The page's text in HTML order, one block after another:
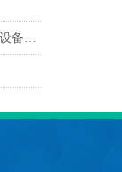
如何选用浮选机叶轮盖板和浮选设备配件